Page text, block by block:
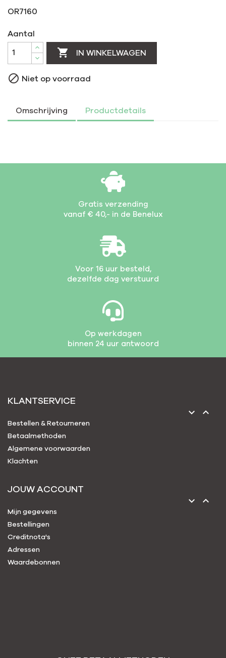
OR7160
Aantal
 IN WINKELWAGEN
 Niet op voorraad
Omschrijving Productdetails
Gratis verzending
vanaf € 40,- in de Benelux
Voor 16 uur besteld,
dezelfde dag verstuurd
Op werkdagen
binnen 24 uur antwoord
KLANTSERVICE
 
Bestellen & Retourneren
Betaalmethoden
Algemene voorwaarden
Klachten
JOUW ACCOUNT
 
Mijn gegevens
Bestellingen
Creditnota's
Adressen
Waardebonnen